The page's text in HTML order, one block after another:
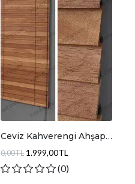
Ceviz Kahverengi Ahşap
0,00TL 1.999,00TL
(0)